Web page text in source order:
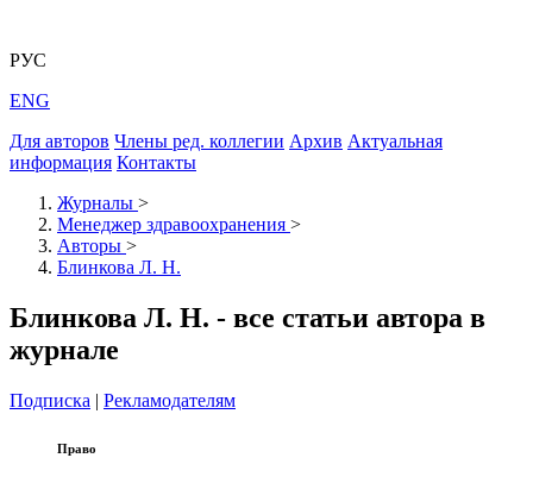
РУС
ENG
Для авторов Члены ред. коллегии Архив Актуальная
информация Контакты
Журналы >
Менеджер здравоохранения >
Авторы >
Блинкова Л. Н.
Блинкова Л. Н. - все статьи автора в
журнале
Подписка | Рекламодателям
Право